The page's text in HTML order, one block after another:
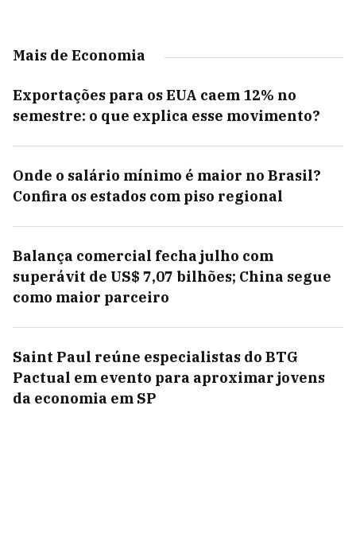
Mais de Economia
Exportações para os EUA caem 12% no
semestre: o que explica esse movimento?
Onde o salário mínimo é maior no Brasil?
Confira os estados com piso regional
Balança comercial fecha julho com
superávit de US$ 7,07 bilhões; China segue
como maior parceiro
Saint Paul reúne especialistas do BTG
Pactual em evento para aproximar jovens
da economia em SP